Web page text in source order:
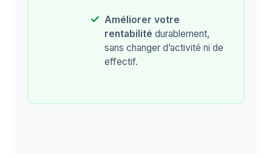
Améliorer votre
rentabilité durablement,
sans changer d’activité ni de
effectif.